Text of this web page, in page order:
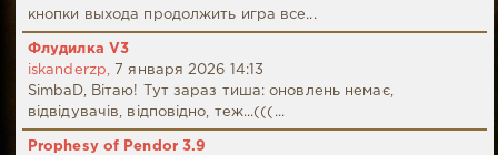
кнопки выхода продолжить игра все...
Флудилка V3
iskanderzp,
7 января 2026 14:13
SimbaD, Вітаю! Тут зараз тиша: оновлень немає,
відвідувачів, відповідно, теж...(((...
Prophesy of Pendor 3.9